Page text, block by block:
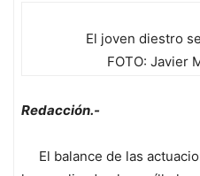
El joven diestro
FOTO: Javier
Redacción.-
El balance de las